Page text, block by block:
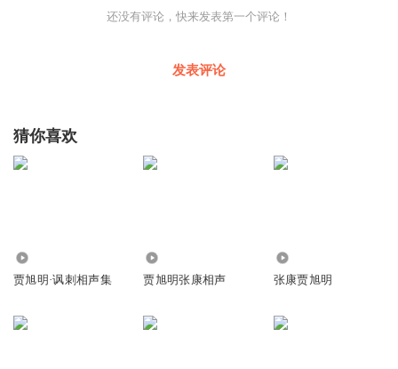
还没有评论，快来发表第一个评论！
发表评论
猜你喜欢
贾旭明·讽刺相声集 贾旭明张康相声 张康贾旭明